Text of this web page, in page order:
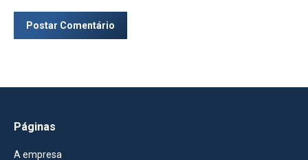
Postar Comentário
Páginas
A empresa